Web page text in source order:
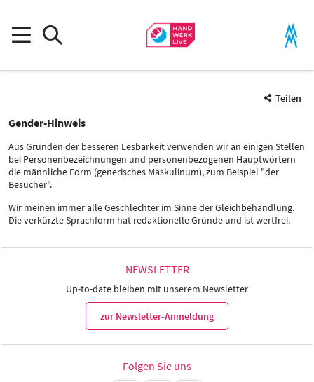
Teilen
Gender-Hinweis
Aus Gründen der besseren Lesbarkeit verwenden wir an einigen Stellen
bei Personenbezeichnungen und personenbezogenen Hauptwörtern
die männliche Form (generisches Maskulinum), zum Beispiel "der
Besucher".
Wir meinen immer alle Geschlechter im Sinne der Gleichbehandlung.
Die verkürzte Sprachform hat redaktionelle Gründe und ist wertfrei.
NEWSLETTER
Up-to-date bleiben mit unserem Newsletter
zur Newsletter-Anmeldung
Folgen Sie uns